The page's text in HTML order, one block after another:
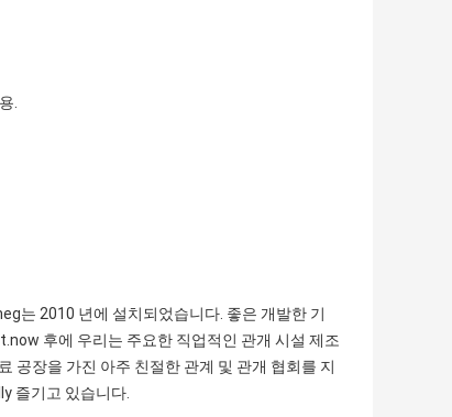
.
는 2010 년에 설치되었습니다. 좋은 개발한 기
후에 우리는 주요한 직업적인 관개 시설 제조
공장을 가진 아주 친절한 관계 및 관개 협회를 지
즐기고 있습니다.